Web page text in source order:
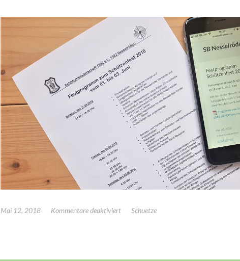
Mai 12, 2018 Kommentare deaktiviertfür
Schuetze